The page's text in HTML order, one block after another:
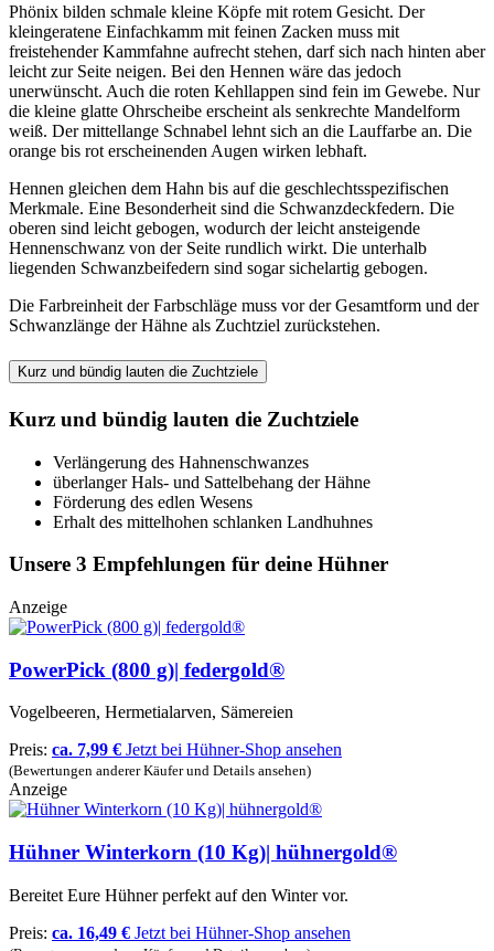
Phönix bilden schmale kleine Köpfe mit rotem Gesicht. Der
kleingeratene Einfachkamm mit feinen Zacken muss mit
freistehender Kammfahne aufrecht stehen, darf sich nach hinten aber
leicht zur Seite neigen. Bei den Hennen wäre das jedoch
unerwünscht. Auch die roten Kehllappen sind fein im Gewebe. Nur
die kleine glatte Ohrscheibe erscheint als senkrechte Mandelform
weiß. Der mittellange Schnabel lehnt sich an die Lauffarbe an. Die
orange bis rot erscheinenden Augen wirken lebhaft.
Hennen gleichen dem Hahn bis auf die geschlechtsspezifischen
Merkmale. Eine Besonderheit sind die Schwanzdeckfedern. Die
oberen sind leicht gebogen, wodurch der leicht ansteigende
Hennenschwanz von der Seite rundlich wirkt. Die unterhalb
liegenden Schwanzbeifedern sind sogar sichelartig gebogen.
Die Farbreinheit der Farbschläge muss vor der Gesamtform und der
Schwanzlänge der Hähne als Zuchtziel zurückstehen.
Kurz und bündig lauten die Zuchtziele
Kurz und bündig lauten die Zuchtziele
Verlängerung des Hahnenschwanzes
überlanger Hals- und Sattelbehang der Hähne
Förderung des edlen Wesens
Erhalt des mittelhohen schlanken Landhuhnes
Unsere 3 Empfehlungen für deine Hühner
Anzeige
PowerPick (800 g)| federgold®
Vogelbeeren, Hermetialarven, Sämereien
Preis: ca. 7,99 € Jetzt bei Hühner-Shop ansehen
(Bewertungen anderer Käufer und Details ansehen)
Anzeige
Hühner Winterkorn (10 Kg)| hühnergold®
Bereitet Eure Hühner perfekt auf den Winter vor.
Preis: ca. 16,49 € Jetzt bei Hühner-Shop ansehen